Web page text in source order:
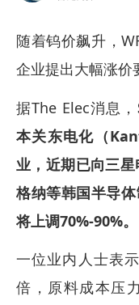
随着钨价飙升，
企业提出大幅涨价
据The Elec消息，
本关东电化（
业，近期已向三
格纳等韩国半导
将上调70%-90%。
一位业内人士表
倍，原料成本压